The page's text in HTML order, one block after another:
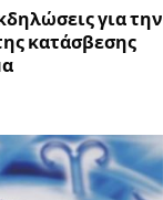
για την
κατάσβεσης